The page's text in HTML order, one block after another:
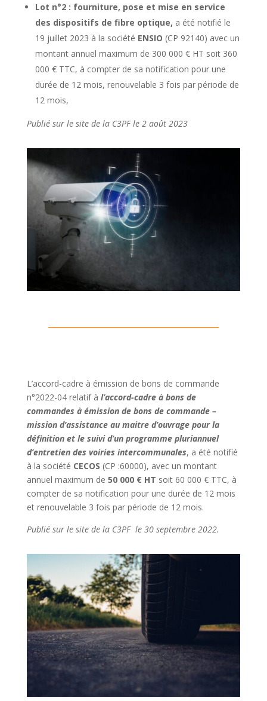
Lot n°2 : fourniture, pose et mise en service
des dispositifs de fibre optique, a été notifié le
19 juillet 2023 à la société ENSIO (CP 92140) avec un
montant annuel maximum de 300 000 € HT soit 360
000 € TTC, à compter de sa notification pour une
durée de 12 mois, renouvelable 3 fois par période de
12 mois,
Publié sur le site de la C3PF le 2 août 2023
L’accord-cadre à émission de bons de commande
n°2022-04 relatif à l’accord-cadre à bons de
commandes à émission de bons de commande –
mission d’assistance au maitre d’ouvrage pour la
définition et le suivi d’un programme pluriannuel
d’entretien des voiries intercommunales, a été notifié
à la société CECOS (CP :60000), avec un montant
annuel maximum de 50 000 € HT soit 60 000 € TTC, à
compter de sa notification pour une durée de 12 mois
et renouvelable 3 fois par période de 12 mois.
Publié sur le site de la C3PF le 30 septembre 2022.